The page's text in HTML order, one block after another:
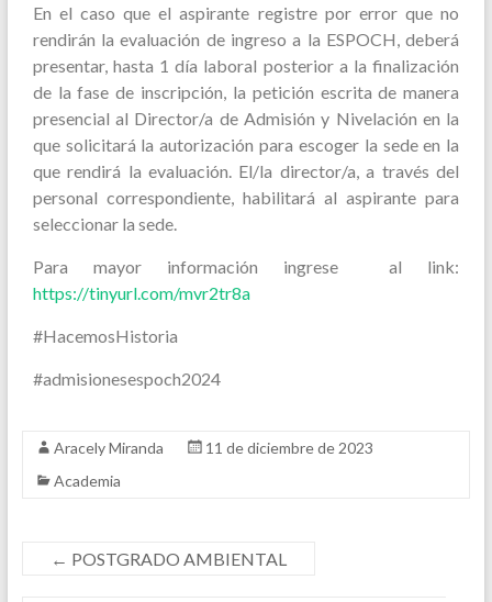
En el caso que el aspirante registre por error que no
rendirán la evaluación de ingreso a la ESPOCH, deberá
presentar, hasta 1 día laboral posterior a la finalización
de la fase de inscripción, la petición escrita de manera
presencial al Director/a de Admisión y Nivelación en la
que solicitará la autorización para escoger la sede en la
que rendirá la evaluación. El/la director/a, a través del
personal correspondiente, habilitará al aspirante para
seleccionar la sede.
Para mayor información ingrese al link:
https://tinyurl.com/mvr2tr8a
#HacemosHistoria
#admisionesespoch2024
Aracely Miranda
11 de diciembre de 2023
Academia
← POSTGRADO AMBIENTAL